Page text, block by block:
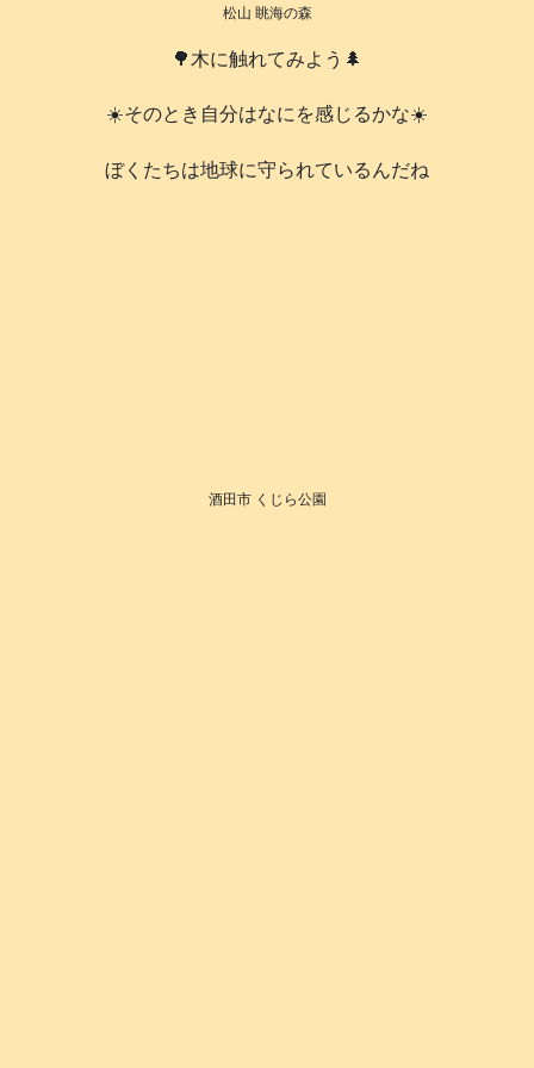
松山 眺海の森
🌳木に触れてみよう🌲
☀️そのとき自分はなにを感じるかな☀️
️ぼくたちは地球に守られているんだね
酒田市 くじら公園